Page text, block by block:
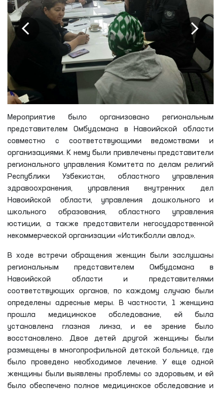
Мероприятие было организовано региональным
представителем Омбудсмана в Навоийской области
совместно с соответствующими ведомствами и
организациями. К нему были привлечены представители
регионального управления Комитета по делам религий
Республики Узбекистан, областного управления
здравоохранения, управления внутренних дел
Навоийской области, управления дошкольного и
школьного образования, областного управления
юстиции, а также представители негосударственной
некоммерческой организации «Истикболли авлод».
В ходе встречи обращения женщин были заслушаны
региональным представителем Омбудсмана в
Навоийской области и представителями
соответствующих органов, по каждому случаю были
определены адресные меры. В частности, 1 женщина
прошла медицинское обследование, ей была
установлена глазная линза, и ее зрение было
восстановлено. Двое детей другой женщины были
размещены в многопрофильной детской больнице, где
было проведено необходимое лечение. У еще одной
женщины были выявлены проблемы со здоровьем, и ей
было обеспечено полное медицинское обследование и